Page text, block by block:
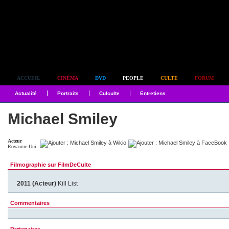
ACCUEIL CINÉMA DVD PEOPLE CULTE FORUM
Actualité Portraits Culculte Entretiens
Michael Smiley
Acteur
Royaume-Uni
Filmographie sur FilmDeCulte
2011 (Acteur) Kill List
Commentaires